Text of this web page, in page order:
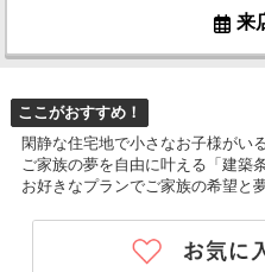
来
ここがおすすめ！
閑静な住宅地で小さなお子様がい
ご家族の夢を自由に叶える「建築
お好きなプランでご家族の希望と